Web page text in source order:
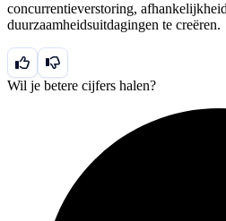
concurrentieverstoring,
duurzaamheidsuitdagingen te creëren.
Wil je betere cijfers halen?